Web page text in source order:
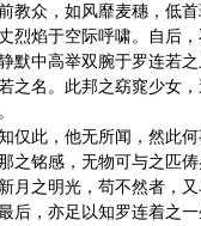
教众，如风靡麦穗，低
烈焰于空际呼啸。自后
默中高举双腕于罗连若
之名。此邦之窈窕少女
此，他无所闻，然此何
之铭感，无物可与之匹
月之明光，苟不然者，
后，亦足以知罗连着之一